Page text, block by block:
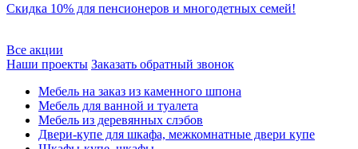
Скидка 10% для пенсионеров и многодетных семей!
Все акции
Наши проекты Заказать обратный звонок
Мебель на заказ из каменного шпона
Мебель для ванной и туалета
Мебель из деревянных слэбов
Двери-купе для шкафа, межкомнатные двери купе